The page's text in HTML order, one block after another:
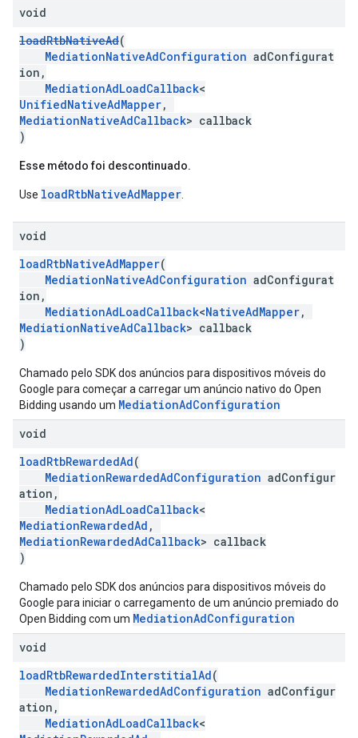
void
loadRtbNativeAd(
MediationNativeAdConfiguration adConfigurat
ion,
MediationAdLoadCallback<
UnifiedNativeAdMapper,
MediationNativeAdCallback> callback
)
Esse método foi descontinuado.
Use loadRtbNativeAdMapper
void
loadRtbNativeAdMapper(
MediationNativeAdConfiguration adConfigurat
ion,
MediationAdLoadCallback<NativeAdMapper,
MediationNativeAdCallback> callback
)
Chamado pelo SDK dos anúncios para dispositivos móveis do
Google para começar a carregar um anúncio nativo do Open
Bidding usando um MediationAdConfiguration
void
loadRtbRewardedAd(
MediationRewardedAdConfiguration adConfigur
ation,
MediationAdLoadCallback<
MediationRewardedAd ,
MediationRewardedAdCallback> callback
)
Chamado pelo SDK dos anúncios para dispositivos móveis do
Google para iniciar o carregamento de um anúncio premiado do
Open Bidding com um MediationAdConfiguration
void
loadRtbRewardedInterstitialAd(
MediationRewardedAdConfiguration adConfigur
ation,
MediationAdLoadCallback<